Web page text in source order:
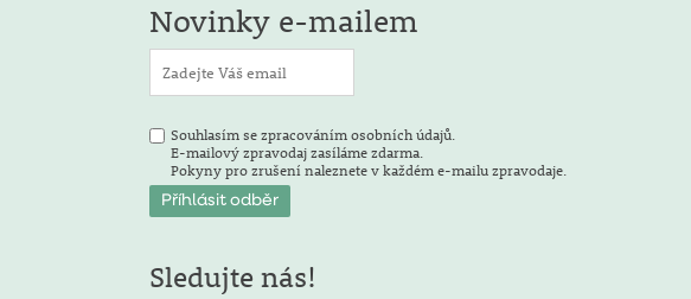
Novinky e-mailem
Souhlasím se zpracováním osobních údajů.
E-mailový zpravodaj zasíláme zdarma.
Pokyny pro zrušení naleznete v každém e-mailu zpravodaje.
Sledujte nás!